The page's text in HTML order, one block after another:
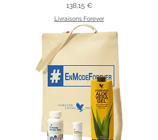
Prix
138,15 €
Livraisons Forever